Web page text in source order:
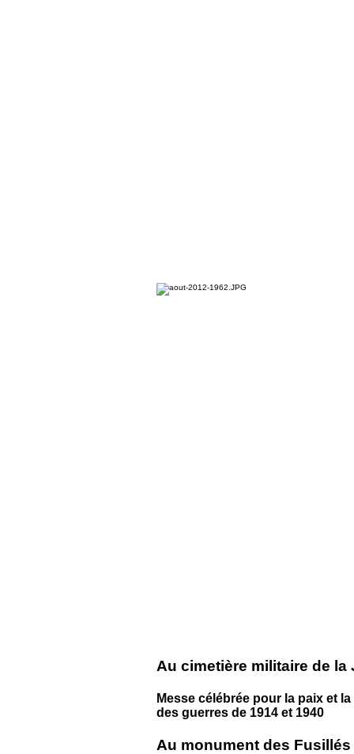
Au cimetière militaire de la
Messe célébrée pour la paix et
des guerres de 1914 et 1940
Au monument des